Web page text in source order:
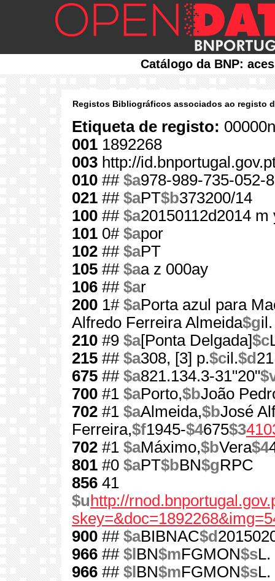
Catálogo da BNP:
Registos Bibliográficos associados ao registo
Etiqueta de registo:
001 1892268
003 http://
010 ## $a978-989-735-052-8
021 ## $aPT$b373200/14
100 ## $a20150112d2014
101 0# $apor
102 ## $aPT
105 ## $aa z 000ay
106 ## $ar
200 1# $aPorta azul para
Alfredo Ferreira Almeida$g
210 #9 $a[Ponta Delgada]$c
215 ## $a308, [3] p.$cil.$d
675 ## $a821.134.3-31"20"
700 #1 $aPorto,$bJoão
702 #1 $aAlmeida,$bJosé
Ferreira,$f1945-$4675$3
702 #1 $aMáximo,$bVera$4
801 #0 $aPT$bBN$gRPC
856 41
$u http://
900 ## $aBIBNAC$d
966 ## $l BN$mFGMON$sL.
966 ## $l BN$mFGMON$sL.